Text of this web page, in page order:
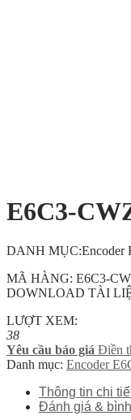
E6C3-
DANH MỤC:Encoder
MÃ HÀNG: E6C3-
DOWNLOAD TÀI
LƯỢT XEM:
38
Yêu cầu báo giá Điền
Danh mục: Encoder
Thông tin chi
Đánh giá &